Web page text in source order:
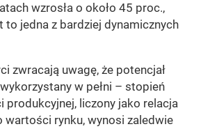
wzrosła o około 45 proc.,
to jedna z bardziej dynamicznych
zwracają uwagę, że potencjał
w pełni – stopień
produkcyjnej, liczony jako relacja
wartości rynku, wynosi zaledwie